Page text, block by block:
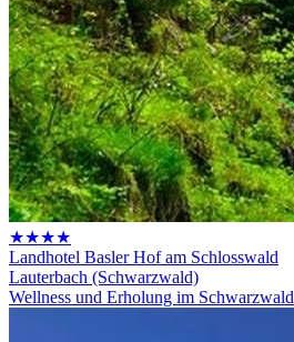
★★★★
Landhotel Basler Hof am Schlosswald
Lauterbach (Schwarzwald)
Wellness und Erholung im Schwarzwald